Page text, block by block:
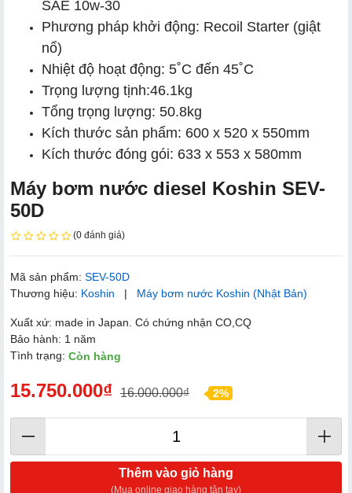
SAE 10w-30
Phương pháp khởi động: Recoil Starter (giật
nổ)
Nhiệt độ hoạt động: 5˚C đến 45˚C
Trọng lượng tịnh:46.1kg
Tổng trọng lượng: 50.8kg
Kích thước sản phẩm: 600 x 520 x 550mm
Kích thước đóng gói: 633 x 553 x 580mm
Máy bơm nước diesel Koshin SEV-
50D
(0 đánh giá)
Mã sản phẩm: SEV-50D
Thương hiệu: Koshin | Máy bơm nước Koshin (Nhật Bản)
Xuất xứ: made in Japan. Có chứng nhận CO,CQ
Bảo hành: 1 năm
Tình trạng: Còn hàng
15.750.000₫ 16.000.000₫ 2%
Thêm vào giỏ hàng
(Mua online giao hàng tận tay)